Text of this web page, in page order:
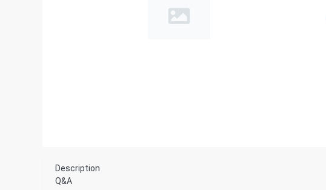
Description
Q&A